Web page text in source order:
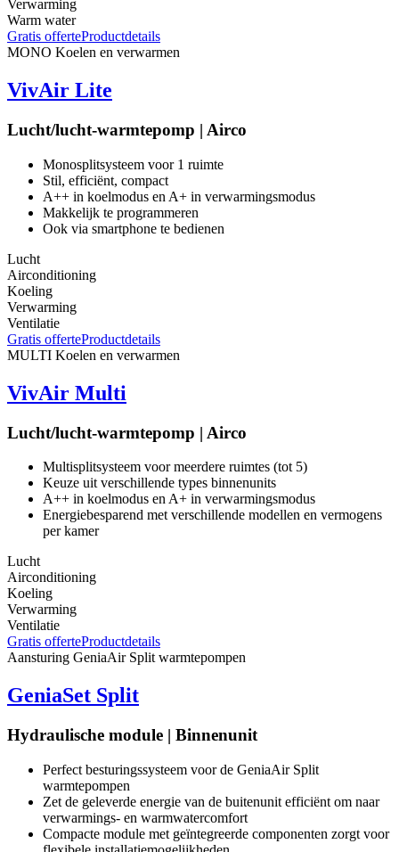
Verwarming
Warm water
Gratis offerteProductdetails
MONO Koelen en verwarmen
VivAir Lite
Lucht/lucht-warmtepomp | Airco
Monosplitsysteem voor 1 ruimte
Stil, efficiënt, compact
A++ in koelmodus en A+ in verwarmingsmodus
Makkelijk te programmeren
Ook via smartphone te bedienen
Lucht
Airconditioning
Koeling
Verwarming
Ventilatie
Gratis offerteProductdetails
MULTI Koelen en verwarmen
VivAir Multi
Lucht/lucht-warmtepomp | Airco
Multisplitsysteem voor meerdere ruimtes (tot 5)
Keuze uit verschillende types binnenunits
A++ in koelmodus en A+ in verwarmingsmodus
Energiebesparend met verschillende modellen en vermogens
per kamer
Lucht
Airconditioning
Koeling
Verwarming
Ventilatie
Gratis offerteProductdetails
Aansturing GeniaAir Split warmtepompen
GeniaSet Split
Hydraulische module | Binnenunit
Perfect besturingssysteem voor de GeniaAir Split
warmtepompen
Zet de geleverde energie van de buitenunit efficiënt om naar
verwarmings- en warmwatercomfort
Compacte module met geïntegreerde componenten zorgt voor